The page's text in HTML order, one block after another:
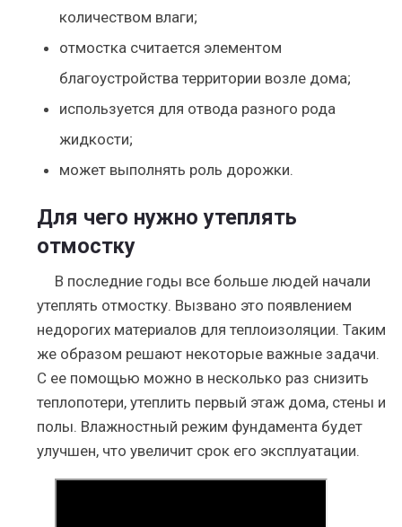
количеством влаги;
отмостка считается элементом
благоустройства территории возле дома;
используется для отвода разного рода
жидкости;
может выполнять роль дорожки.
Для чего нужно утеплять
отмостку
В последние годы все больше людей начали
утеплять отмостку. Вызвано это появлением
недорогих материалов для теплоизоляции. Таким
же образом решают некоторые важные задачи.
С ее помощью можно в несколько раз снизить
теплопотери, утеплить первый этаж дома, стены и
полы. Влажностный режим фундамента будет
улучшен, что увеличит срок его эксплуатации.